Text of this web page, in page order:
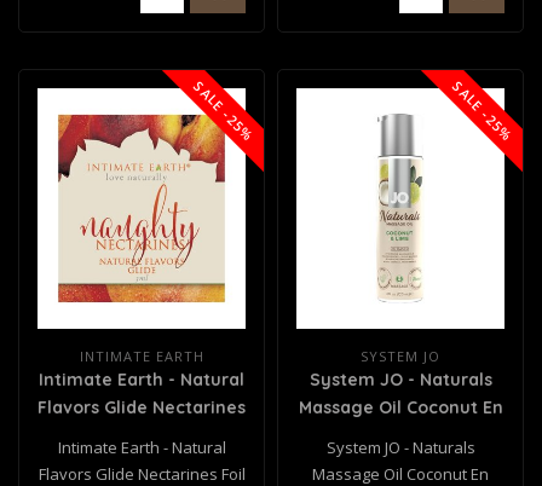
SALE -25%
INTIMATE EARTH
Intimate Earth - Natural
Flavors Glide Nectarines
Intimate Earth - Natural
Flavors Glide Nectarines Foil
SALE -25%
SYSTEM JO
System JO - Naturals
Massage Oil Coconut En
System JO - Naturals
Massage Oil Coconut En